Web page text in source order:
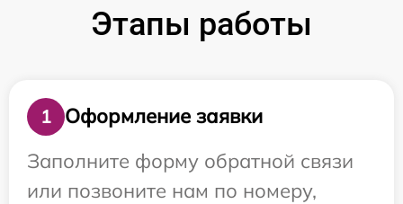
Этапы работы
1
Оформление заявки
Заполните форму обратной связи
или позвоните нам по номеру,